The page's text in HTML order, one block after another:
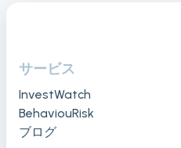
サービス
InvestWatch
BehaviouRisk
ブログ